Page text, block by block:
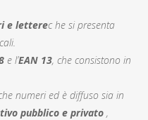
e letterec he si presenta
e l’EAN 13, che consistono in
numeri ed è diffuso sia in
pubblico e privato ,